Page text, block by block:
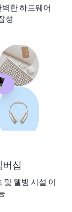
한 하드웨어
성
버십
웰빙 시설 이